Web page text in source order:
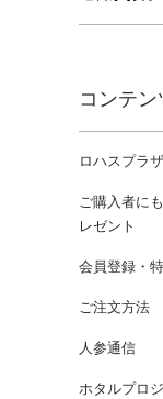
コンテン
ロハスプラ
ご購入者に
レゼント
会員登録・
ご注文方法
人参通信
ホタルプロ